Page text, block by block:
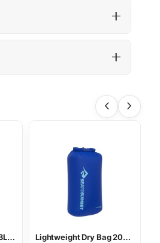
Lightweight Dry Bag 13L pakkpose Lightweight Dry Bag 20L pakkpose